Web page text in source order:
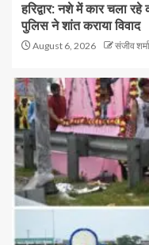
हरिद्वार: नशे में कार चला
पुलिस ने शांत कराया विवाद
August 6, 2026 संजीव शर्मा